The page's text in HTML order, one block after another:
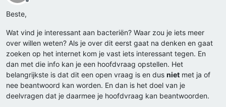
Offline
Beste,
Wat vind je interessant aan bacteriën? Waar zou je iets meer
over willen weten? Als je over dit eerst gaat na denken en gaat
zoeken op het internet kom je vast iets interessant tegen. En
dan met die info kan je een hoofdvraag opstellen. Het
belangrijkste is dat dit een open vraag is en dus niet met ja of
nee beantwoord kan worden. En dan is het doel van je
deelvragen dat je daarmee je hoofdvraag kan beantwoorden.